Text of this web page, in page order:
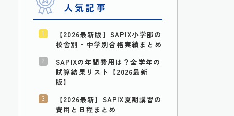
人気記事
【2026最新版】SAPIX小学部の
校舎別・中学別合格実績まとめ
SAPIXの年間費用は？全学年の
試算結果リスト【2026最新
版】
【2026最新】SAPIX夏期講習の
費用と日程まとめ